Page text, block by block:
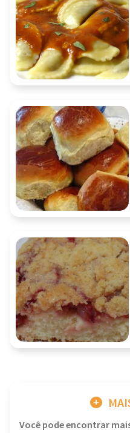
Você pode encontrar